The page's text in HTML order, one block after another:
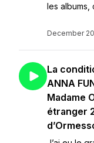
les albums,
December
La
ANNA
Madame
étranger